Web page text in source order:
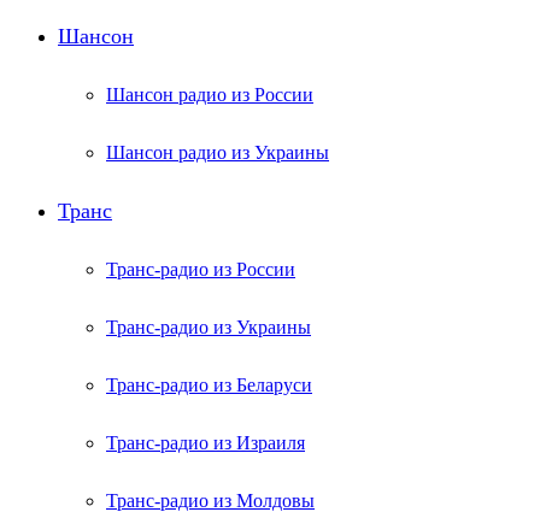
Шансон
Шансон радио из России
Шансон радио из Украины
Транс
Транс-радио из России
Транс-радио из Украины
Транс-радио из Беларуси
Транс-радио из Израиля
Транс-радио из Молдовы